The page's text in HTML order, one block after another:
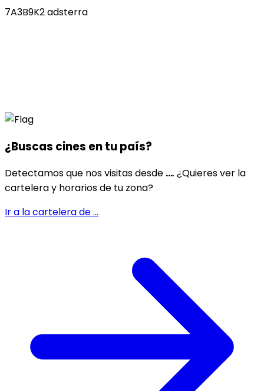
7A3B9K2 adsterra
¿Buscas cines entu país?
Detectamos que nos visitas desde .... ¿Quieres ver la
cartelera y horarios de tu zona?
Ir a la cartelera de...